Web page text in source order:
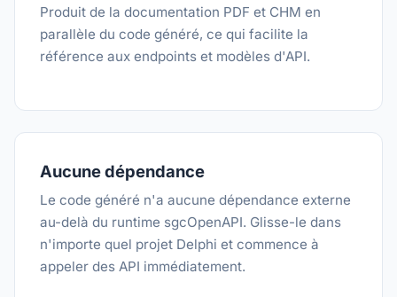
Produit de la documentation PDF et CHM en
parallèle du code généré, ce qui facilite la
référence aux endpoints et modèles d'API.
Aucune dépendance
Le code généré n'a aucune dépendance externe
au-delà du runtime sgcOpenAPI. Glisse-le dans
n'importe quel projet Delphi et commence à
appeler des API immédiatement.